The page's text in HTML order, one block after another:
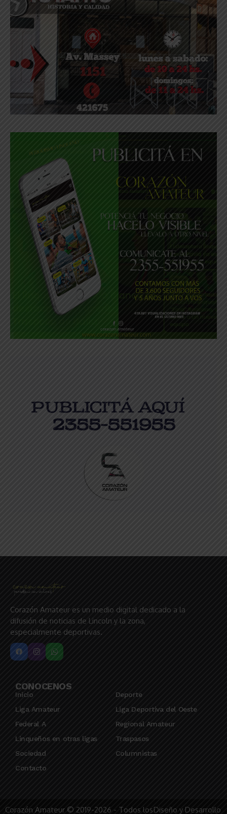
Corazón Amateur es un medio digital dedicado a la
difusión de noticias de Lincoln y la zona,
especialmente deportivas.
CONOCENOS
Inicio
Deporte
Liga Amateur
Liga Deportiva del Oeste
Federal A
Regional Amateur
Linqueños en otras ligas
Traspasos
Sociedad
Columnistas
Contacto
Corazón Amateur © 2019-2026 - Todos losDiseño y Desarrollo